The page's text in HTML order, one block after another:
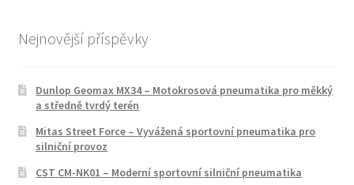
Nejnovější příspěvky
Dunlop Geomax MX34 – Motokrosová pneumatika pro měkký
a středně tvrdý terén
Mitas Street Force – Vyvážená sportovní pneumatika pro
silniční provoz
CST CM-NK01 – Moderní sportovní silniční pneumatika